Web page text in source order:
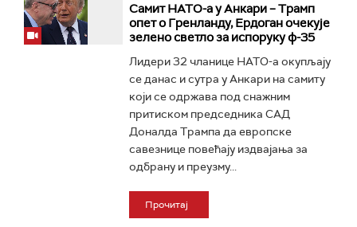
Самит НАТО-а у Анкари – Трамп
опет о Гренланду, Ердоган очекује
зелено светло за испоруку ф-35
Лидери 32 чланице НАТО-а окупљају
се данас и сутра у Анкари на самиту
који се одржава под снажним
притиском председника САД
Доналда Трампа да европске
савезнице повећају издвајања за
одбрану и преузму...
Прочитај